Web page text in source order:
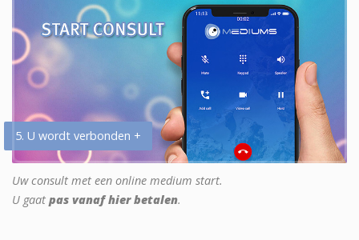
5. U wordt verbonden +
Uw consult met een online medium start.
U gaat pas vanaf hier betalen.